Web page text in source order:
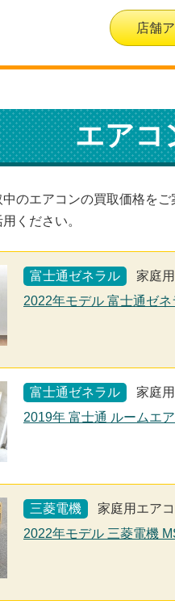
店舗
エアコ
中のエアコンの買取価格を
ください。
富士通ゼネラル
家庭
2022年モデル 富士通ゼ
富士通ゼネラル
家庭
2019年 富士通 ルームエ
三菱電機
家庭用エア
2022年モデル 三菱電機